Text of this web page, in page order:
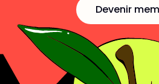
Devenir